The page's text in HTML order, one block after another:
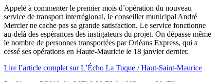
Appelé à commenter le premier mois d’opération du nouveau
service de transport interrégional, le conseiller municipal André
Mercier ne cache pas sa grande satisfaction. Le service fonctionne
au-delà des espérances des instigateurs du projet. On dépasse même
le nombre de personnes transportées par Orléans Express, qui a
cessé ses opérations en Haute-Mauricie le 18 janvier dernier.
Lire l’article complet sur L’Écho La Tuque / Haut-Saint-Maurice